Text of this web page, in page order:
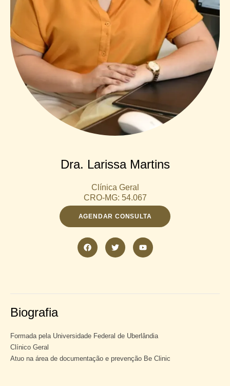
Dra. Larissa Martins
Clínica Geral
CRO-MG: 54.067
AGENDAR CONSULTA
Biografia
Formada pela Universidade Federal de Uberlândia
Clínico Geral
Atuo na área de documentação e prevenção Be Clinic